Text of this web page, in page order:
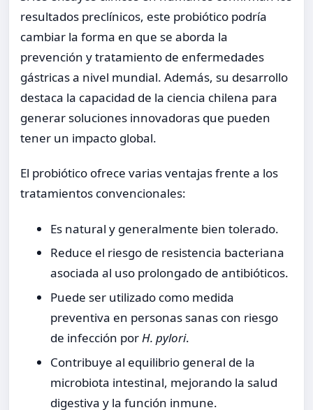
resultados preclínicos, este probiótico podría
cambiar la forma en que se aborda la
prevención y tratamiento de enfermedades
gástricas a nivel mundial. Además, su desarrollo
destaca la capacidad de la ciencia chilena para
generar soluciones innovadoras que pueden
tener un impacto global.
El probiótico ofrece varias ventajas frente a los
tratamientos convencionales:
Es natural y generalmente bien tolerado.
Reduce el riesgo de resistencia bacteriana
asociada al uso prolongado de antibióticos.
Puede ser utilizado como medida
preventiva en personas sanas con riesgo
de infección porH. pylori.
Contribuye al equilibrio general de la
microbiota intestinal, mejorando la salud
digestiva y la función inmune.